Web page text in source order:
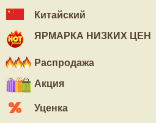
Китайский
ЯРМАРКА НИЗКИХ ЦЕН
Распродажа
Акция
Уценка